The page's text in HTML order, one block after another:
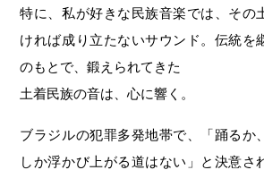
特に、私が好きな民族音楽では、その
ければ成り立たないサウンド。伝統を
のもとで、鍛えられてきた
土着民族の音は、心に響く。
ブラジルの犯罪多発地帯で、「踊るか
しか浮かび上がる道はない」と決意さ